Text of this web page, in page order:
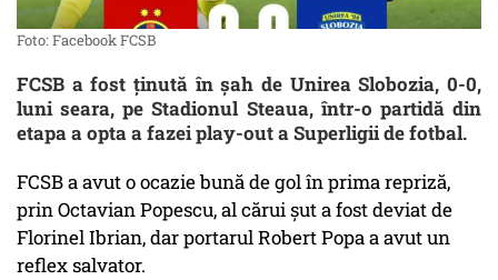
Foto: Facebook FCSB
FCSB a fost ținută în șah de Unirea Slobozia, 0-0,
luni seara, pe Stadionul Steaua, într-o partidă din
etapa a opta a fazei play-out a Superligii de fotbal.
FCSB a avut o ocazie bună de gol în prima repriză,
prin Octavian Popescu, al cărui șut a fost deviat de
Florinel Ibrian, dar portarul Robert Popa a avut un
reflex salvator.